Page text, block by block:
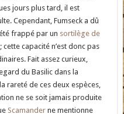
jours plus tard, il est
Cependant, Fumseck a dû
frappé par un sortilège de
capacité n’est donc pas
Fait assez curieux,
du Basilic dans la
rareté de ces deux espèces,
ne se soit jamais produite
Scamander ne mentionne